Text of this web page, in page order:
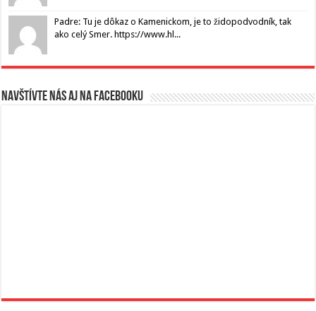
Padre: Tu je dôkaz o Kamenickom, je to židopodvodník, tak
ako celý Smer. https://www.hl...
Navštívte nás aj na Facebooku